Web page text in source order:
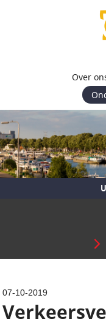
Over
07-10-2019